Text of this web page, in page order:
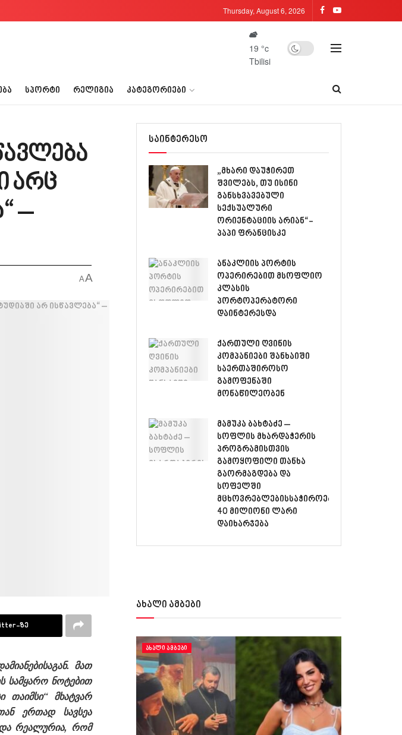
Thursday, August 6, 2026
19 °c
Tbilisi
ᲡᲞᲝᲠᲢᲘ ᲠᲔᲚᲘᲒᲘᲐ ᲙᲐᲢᲔᲒᲝᲠᲘᲔᲑᲘ
არც
–
AA
ზე
მათ
სამყარო ნოტებით
თაიმსი“ მხატვარ
ერთად სავსეა
რეალურია, რომ
საინტერესო
„მხარი დაუჭირეთ
შვილებს, თუ ისინი
განსხვავებული
სექსუალური
ორიენტაციის არიან“-
პაპი ფრანცისკე
ანაკლიის პორტის
ოპერირებით მსოფლიო
კლასის
პორტოპერატორი
დაინტერესდა
ქართული ღვინის
კომპანიები შანხაიში
საერთაშიროსო
გამოფენაში
მონაწილეობენ
მამუკა ბახტაძე –
სოფლის მხარდაჭერის
პროგრამისთვის
გამოყოფილი თანხა
გაორმაგდება და
სოფელში
მცხოვრებლებისსაჭიროებებზე
40 მილიონი ლარი
დაიხარჯება
ახალი ამბები
ᲐᲮᲐᲚᲘ ᲐᲛᲑᲔᲑᲘ